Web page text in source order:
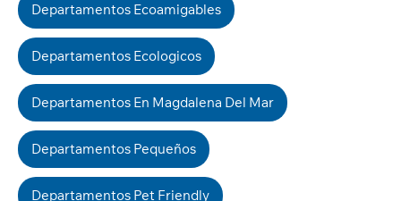
Departamentos Ecoamigables
Departamentos Ecologicos
Departamentos En Magdalena Del Mar
Departamentos Pequeños
Departamentos Pet Friendly